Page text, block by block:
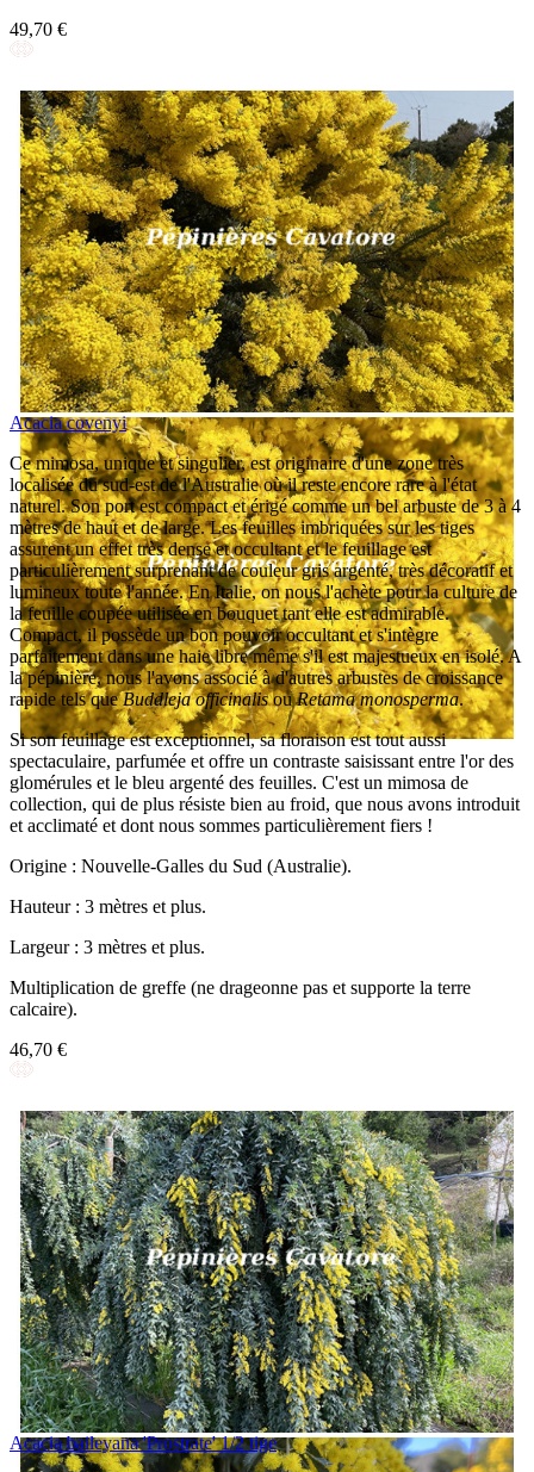
49,70 €
Acacia covenyi
Ce mimosa, unique et singulier, est originaire d'une zone très
localisée du sud-est de l'Australie où il reste encore rare à l'état
naturel. Son port est compact et érigé comme un bel arbuste de 3 à 4
mètres de haut et de large. Les feuilles imbriquées sur les tiges
assurent un effet très dense et occultant et le feuillage est
particulièrement surprenant de couleur gris argenté, très décoratif et
lumineux toute l'année. En Italie, on nous l'achète pour la culture de
la feuille coupée utilisée en bouquet tant elle est admirable.
Compact, il possède un bon pouvoir occultant et s'intègre
parfaitement dans une haie libre même s'il est majestueux en isolé. A
la pépinière, nous l'avons associé à d'autres arbustes de croissance
rapide tels queBuddleja officinalisouRetama monosperma.
Si son feuillage est exceptionnel, sa floraison est tout aussi
spectaculaire, parfumée et offre un contraste saisissant entre l'or des
glomérules et le bleu argenté des feuilles. C'est un mimosa de
collection, qui de plus résiste bien au froid, que nous avons introduit
et acclimaté et dont nous sommes particulièrement fiers !
Origine : Nouvelle-Galles du Sud (Australie).
Hauteur : 3 mètres et plus.
Largeur : 3 mètres et plus.
Multiplication de greffe (ne drageonne pas et supporte la terre
calcaire).
46,70 €
Acacia baileyana 'Prostrate' 1/2 tige